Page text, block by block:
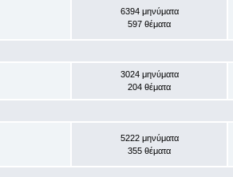
6394 μηνύματα
597 θέματα
3024 μηνύματα
204 θέματα
5222 μηνύματα
355 θέματα